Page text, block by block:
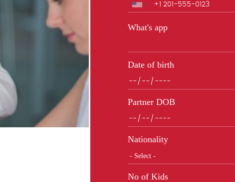
Phone
What's app
Date of birth
Partner DOB
Nationality
No of Kids